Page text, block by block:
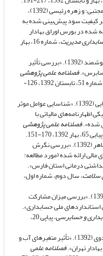
مهدوی، غلامحسین؛ حسینی، سیدمجتبی؛ و زهره رئیسی (1392)،
کیفیت سود پیش‌بینی شده به
در بورس اوراق بهادار
مدیریت ، شماره 16، بهار
مهدوی، غلامحسین و عبدالحمید هوشمند (1392). «بررسی تأثیر
فصلنامه علمی پژوهشی
، سال سیزدهم، شماره 51، تابستان 1392، 126-
مهدوی، غلامحسین و شاهرخ شیدایی (1392). «شناسایی عوامل موثر
اظهارنامه‌های مالیاتی با
شده».فصلنامه علمی پژوهشی
170-151.
مهدوی، غلامحسین و محمدهادی ماهر (1392). «بررسی نگرش
ارائه شده (مورد مطالعه:
درمانی استان فارس».
سال دوم، شماره اول،
مهدوی، غلامحسین و الهه برزگر (1392). «بررسی میزان مشارکت
ملی حسابداری».
و حسابرسی، پیاپی 20،
جمالیان‌پور، مظفر و غلامحسین مهدوی (1392). «تأثیر متغیرهای آب و
تهران».فصلنامه علمی